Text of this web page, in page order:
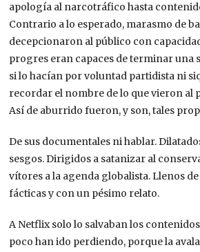
apología al narcotráfico hasta
Contrario a lo esperado, marasmo de
decepcionaron al público con
progres eran capaces de terminar una
si lo hacían por voluntad partidista ni
recordar el nombre de lo que vieron al
Así de aburrido fueron, y son, tales
De sus documentales ni hablar.
sesgos. Dirigidos a satanizar al
vítores a la agenda globalista. Llenos
fácticas y con un pésimo relato.
A Netflix solo lo salvaban los
poco han ido perdiendo, porque la